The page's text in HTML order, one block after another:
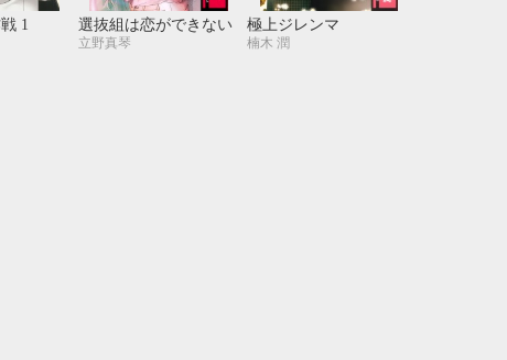
1 選抜組は恋ができない
立野真琴
極上ジレンマ
楠木 潤